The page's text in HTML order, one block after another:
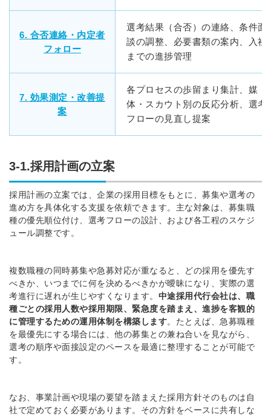
6. 合否連絡・内定者
フォロー
選考結果（合否）の連絡、条件面
談の調整、必要書類の案内、入社
までの進捗管理
7. 効果測定・改善提
案
各プロセスの歩留まり集計、媒
体・スカウト別の反応分析、選考
フローの見直し提案
3-1.採用計画の立案
採用計画の立案では、企業の採用目標をもとに、募集や選考の
進め方を具体化する支援を依頼できます。主な対象は、募集職
種の優先順位付け、選考フローの設計、および各工程のスケジ
ュール調整です。
複数職種の同時募集や急募対応が重なると、どの採用を優先す
べきか、いつまでに何を決めるべきかが曖昧になり、実際の選
考進行に遅れが生じやすくなります。 中途採用代行会社は、職
種ごとの採用人数や採用期限、緊急度を踏まえ、進捗を客観的
に管理するための運用体制を構築します。たとえば、急募職種
を最優先にする場合には、他の募集との兼ね合いを見ながら、
選考の順序や面接設定のペースを最適に整理することが可能で
す。
なお、事業計画や現場の要望を踏まえた採用方針そのものは自
社で定めておく必要があります。その方針をベースに共有しな